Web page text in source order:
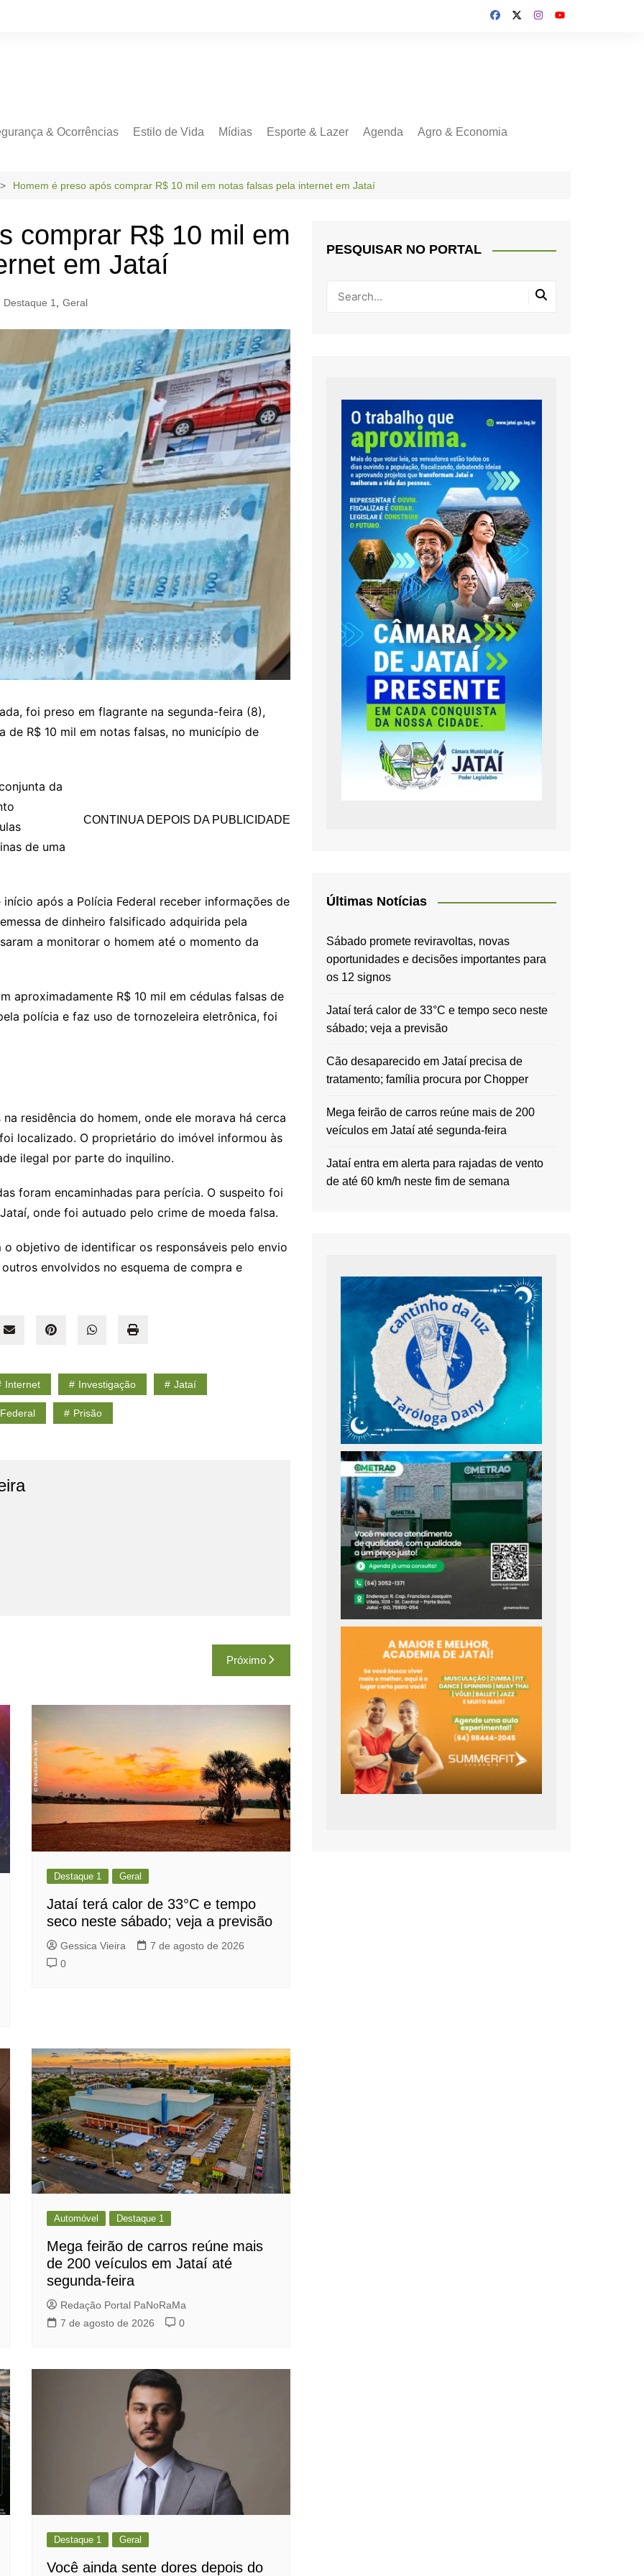
& Ocorrências Estilo de Vida Mídias Esporte & Lazer Agenda Agro & Economia
Homem é preso após comprar R$ 10 mil em notas falsas pela internet em Jataí
comprar R$ 10 mil em
em Jataí
Destaque 1 Geral
foi preso em flagrante na segunda-feira (8),
R$ 10 mil em notas falsas, no município de
CONTINUA DEPOIS DA PUBLICIDADE
da
de uma
após a Polícia Federal receber informações de
de dinheiro falsificado adquirida pela
a monitorar o homem até o momento da
aproximadamente R$ 10 mil em cédulas falsas de
polícia e faz uso de tornozeleira eletrônica, foi
residência do homem, onde ele morava há cerca
localizado. O proprietário do imóvel informou às
ilegal por parte do inquilino.
foram encaminhadas para perícia. O suspeito foi
onde foi autuado pelo crime de moeda falsa.
objetivo de identificar os responsáveis pelo envio
envolvidos no esquema de compra e
Internet Investigação Jataí
Prisão
Próximo
Destaque 1 Geral
Jataí terá calor de 33°C e tempo
seco neste sábado; veja a previsão
Gessica Vieira
7 de agosto de 2026
0
Automóvel Destaque 1
Mega feirão de carros reúne mais
de 200 veículos em Jataí até
segunda-feira
Redação Portal PaNoRaMa
7 de agosto de 2026
0
Destaque 1 Geral
Você ainda sente dores depois do
PESQUISAR NO PORTAL
Últimas Notícias
Sábado promete reviravoltas, novas
oportunidades e decisões importantes para
os 12 signos
Jataí terá calor de 33°C e tempo seco neste
sábado; veja a previsão
Cão desaparecido em Jataí precisa de
tratamento; família procura por Chopper
Mega feirão de carros reúne mais de 200
veículos em Jataí até segunda-feira
Jataí entra em alerta para rajadas de vento
de até 60 km/h neste fim de semana